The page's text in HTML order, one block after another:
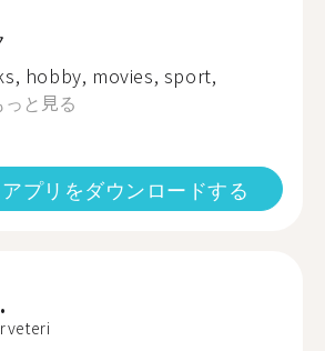
hobby, movies, sport,
っと見る
アプリをダウンロードする